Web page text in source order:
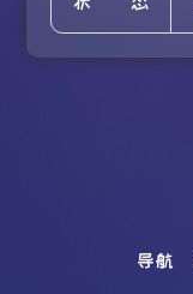
导航